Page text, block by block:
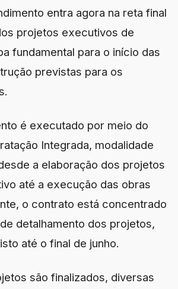
entra agora na reta final
projetos executivos de
fundamental para o início das
previstas para os
é executado por meio do
Integrada, modalidade
a elaboração dos projetos
até a execução das obras
o contrato está concentrado
detalhamento dos projetos,
até o final de junho.
são finalizados, diversas